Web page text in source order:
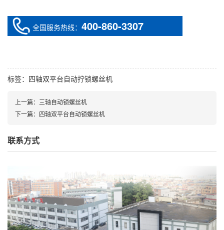
全国服务热线： 400-860-3307
标签： 四轴双平台自动拧锁螺丝机
上一篇： 三轴自动锁螺丝机
下一篇： 四轴双平台自动锁螺丝机
联系方式